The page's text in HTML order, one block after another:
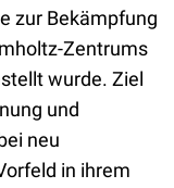
zur Bekämpfung
Zentrums
wurde. Ziel
und
neu
in ihrem